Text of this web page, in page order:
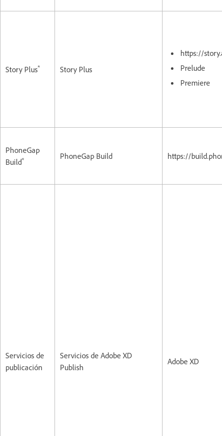
Story Plus* Story Plus
https://
Prelude
Premiere
PhoneGap
Build* PhoneGap Build https://
Servicios de
publicación
Servicios de Adobe XD
Publish
Adobe XD